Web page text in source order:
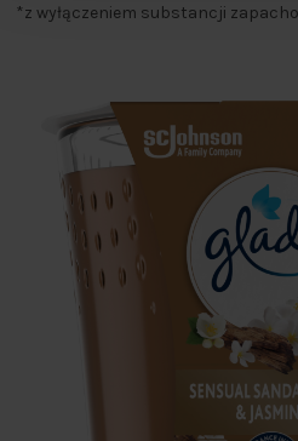
*z wyłączeniem substancji